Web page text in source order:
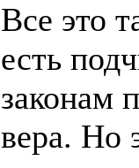
Все это
есть
законам
вера. Но